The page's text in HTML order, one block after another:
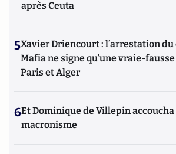
après Ceuta
5Xavier Driencourt : l’arrestation du
Mafia ne signe qu’une vraie-
Paris et Alger
6Et Dominique de Villepin
macronisme